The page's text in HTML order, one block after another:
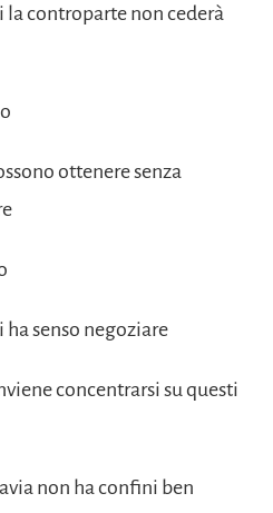
controparte non cederà
ottenere senza
senso negoziare
concentrarsi su questi
non ha confini ben